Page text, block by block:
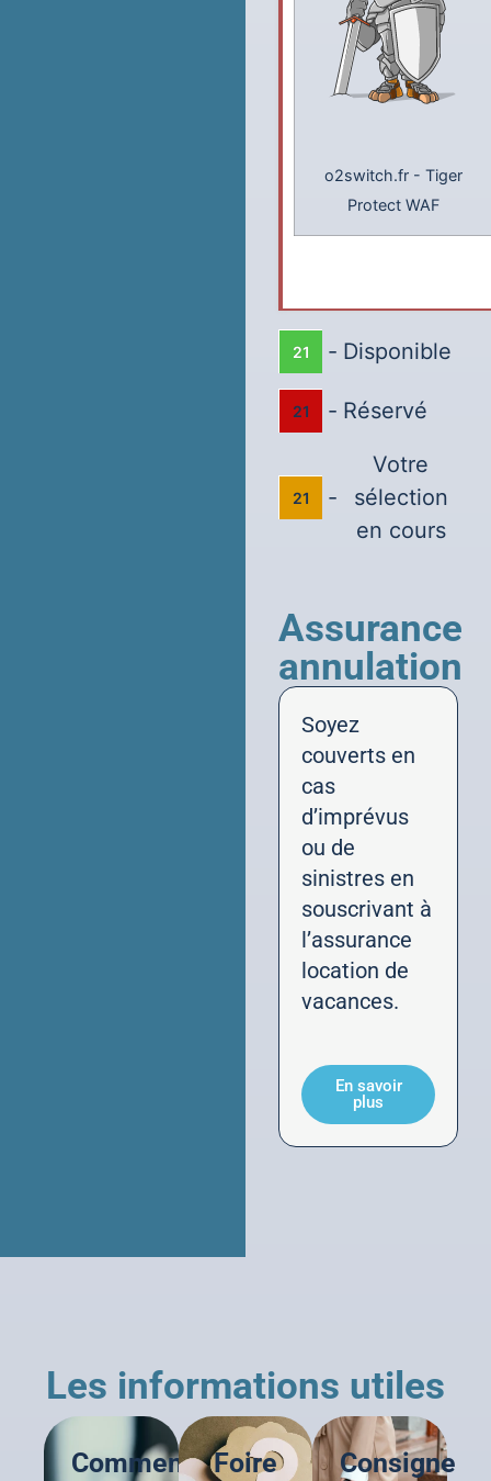
o2switch.fr - Tiger
Protect WAF
21 - Disponible
21 - Réservé
21 -
Votre
sélection
en cours
Assurance
annulation
Soyez
couverts en
cas
d’imprévus
ou de
sinistres en
souscrivant à
l’assurance
location de
vacances.
En savoir
plus
Les informations utiles
Comment
Foire
Consigne